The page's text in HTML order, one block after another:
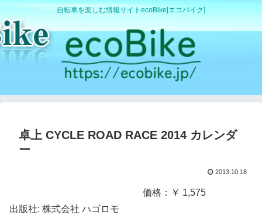
自転車を楽しむ情報サイトecoBike[エコバイク]
卓上 CYCLE ROAD RACE 2014 カレンダ
ー
2013.10.18
価格：￥ 1,575
出版社: 株式会社 ハゴロモ